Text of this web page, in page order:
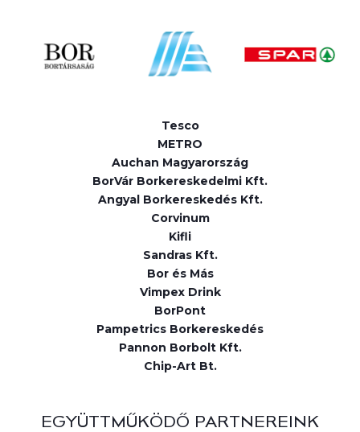
Tesco
METRO
Auchan Magyarország
BorVár Borkereskedelmi Kft.
Angyal Borkereskedés Kft.
Corvinum
Kifli
Sandras Kft.
Bor és Más
Vimpex Drink
BorPont
Pampetrics Borkereskedés
Pannon Borbolt Kft.
Chip-Art Bt.
EGYÜTTMŰKÖDŐ PARTNEREINK